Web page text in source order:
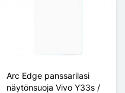
Arc Edge panssarilasi
näytönsuoja Vivo Y33s /